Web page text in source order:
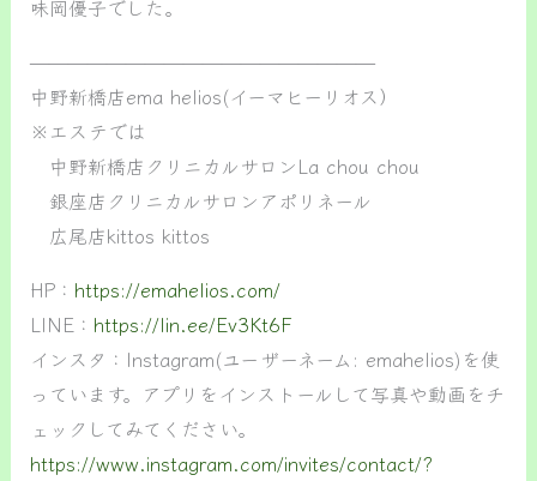
味岡優子でした。
——————————————————
中野新橋店ema helios(イーマヒーリオス）
※エステでは
中野新橋店クリニカルサロンLa chou chou
銀座店クリニカルサロンアポリネール
広尾店kittos kittos
HP： https://emahelios.com/
LINE： https://lin.ee/Ev3Kt6F
インスタ：Instagram(ユーザーネーム: emahelios)を使
っています。アプリをインストールして写真や動画をチ
ェックしてみてください。
https://www.instagram.com/invites/contact/?